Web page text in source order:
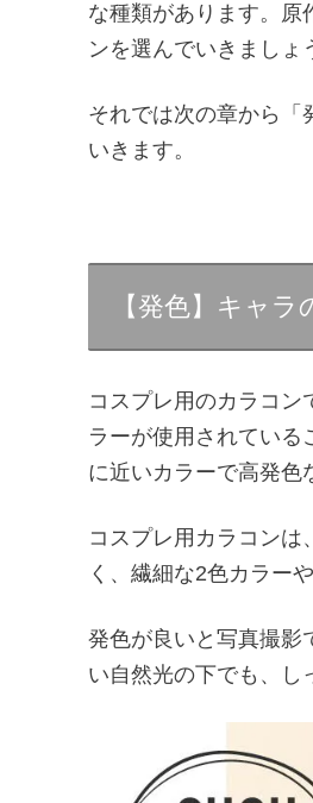
な種類があります。原
ンを選んでいきましょ
それでは次の章から「
いきます。
【発色】キャ
コスプレ用のカラコン
ラーが使用されてい
に近いカラーで高発色
コスプレ用カラコンは
く、繊細な2色カラー
発色が良いと写真撮影
い自然光の下でも、し